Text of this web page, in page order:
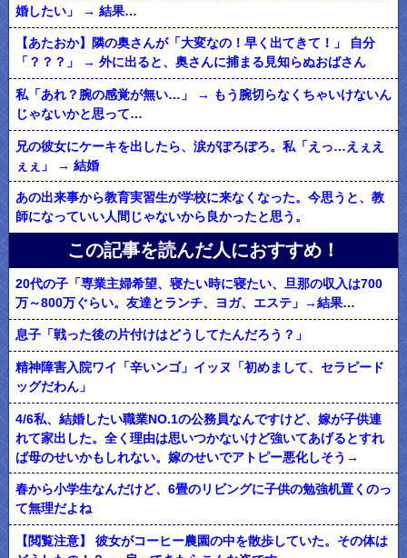
婚したい」 → 結果…
【あたおか】隣の奥さんが「大変なの！早く出てきて！」 自分
「？？？」 → 外に出ると、奥さんに捕まる見知らぬおばさん
私「あれ？腕の感覚が無い…」 → もう腕切らなくちゃいけないん
じゃないかと思って…
兄の彼女にケーキを出したら、涙がぽろぽろ。私「えっ…えぇえ
ぇぇ」 → 結婚
あの出来事から教育実習生が学校に来なくなった。今思うと、教
師になっていい人間じゃないから良かったと思う。
この記事を読んだ人におすすめ！
20代の子「専業主婦希望、寝たい時に寝たい、旦那の収入は700
万～800万ぐらい。友達とランチ、ヨガ、エステ」→結果…
息子「戦った後の片付けはどうしてたんだろう？」
精神障害入院ワイ「辛いンゴ」イッヌ「初めまして、セラピード
ッグだわん」
4/6私、結婚したい職業NO.1の公務員なんですけど、嫁が子供連
れて家出した。全く理由は思いつかないけど強いてあげるとすれ
ば母のせいかもしれない。嫁のせいでアトピー悪化しそう→
春から小学生なんだけど、6畳のリビングに子供の勉強机置くのっ
て無理だよね
【閲覧注意】 彼女がコーヒー農園の中を散歩していた。その体は